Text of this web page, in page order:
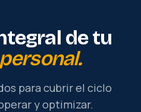
de tu
para cubrir el ciclo
y optimizar.